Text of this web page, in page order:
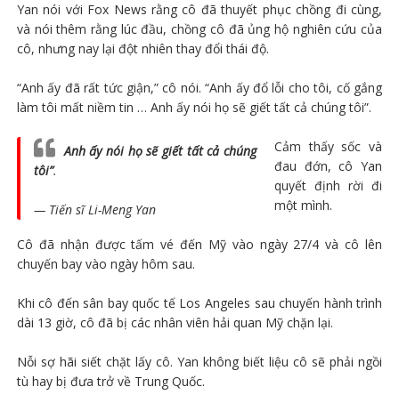
Yan nói với Fox News rằng cô đã thuyết phục chồng đi cùng,
và nói thêm rằng lúc đầu, chồng cô đã ủng hộ nghiên cứu của
cô, nhưng nay lại đột nhiên thay đổi thái độ.
“Anh ấy đã rất tức giận,” cô nói. “Anh ấy đổ lỗi cho tôi, cố gắng
làm tôi mất niềm tin … Anh ấy nói họ sẽ giết tất cả chúng tôi”.
Anh ấy nói họ sẽ giết tất cả chúng
tôi”.
— Tiến sĩ Li-Meng Yan
Cảm thấy sốc và
đau đớn, cô Yan
quyết định rời đi
một mình.
Cô đã nhận được tấm vé đến Mỹ vào ngày 27/4 và cô lên
chuyến bay vào ngày hôm sau.
Khi cô đến sân bay quốc tế Los Angeles sau chuyến hành trình
dài 13 giờ, cô đã bị các nhân viên hải quan Mỹ chặn lại.
Nỗi sợ hãi siết chặt lấy cô. Yan không biết liệu cô sẽ phải ngồi
tù hay bị đưa trở về Trung Quốc.